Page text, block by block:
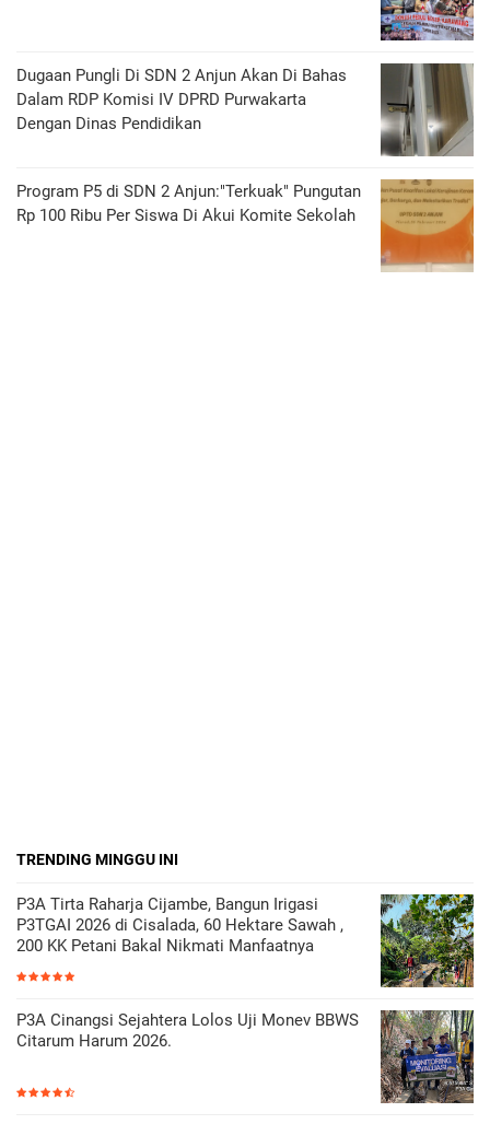
Dugaan Pungli Di SDN 2 Anjun Akan Di Bahas
Dalam RDP Komisi IV DPRD Purwakarta
Dengan Dinas Pendidikan
Program P5 di SDN 2 Anjun:"Terkuak" Pungutan
Rp 100 Ribu Per Siswa Di Akui Komite Sekolah
TRENDING MINGGU INI
P3A Tirta Raharja Cijambe, Bangun Irigasi
P3TGAI 2026 di Cisalada, 60 Hektare Sawah ,
200 KK Petani Bakal Nikmati Manfaatnya
P3A Cinangsi Sejahtera Lolos Uji Monev BBWS
Citarum Harum 2026.